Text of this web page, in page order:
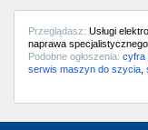
Przeglądasz: Usługi
naprawa
Podobne ogłoszenia: cyfra
serwis maszyn do szycia